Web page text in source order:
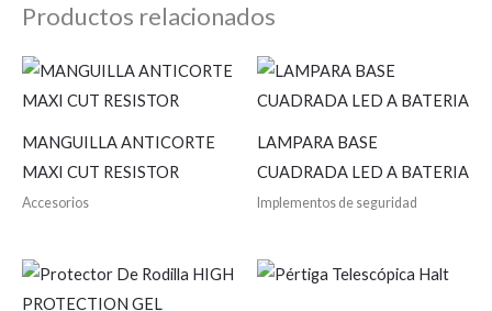
Productos relacionados
MANGUILLA ANTICORTE
MAXI CUT RESISTOR
Accesorios
LAMPARA BASE
CUADRADA LED A BATERIA
Implementos de seguridad